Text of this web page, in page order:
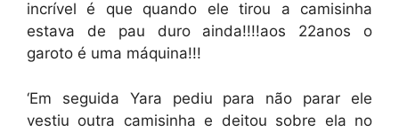
incrível é que quando ele tirou a camisinha
estava de pau duro ainda!!!!aos 22anos o
garoto é uma máquina!!!
‘Em seguida Yara pediu para não parar ele
vestiu outra camisinha e deitou sobre ela no